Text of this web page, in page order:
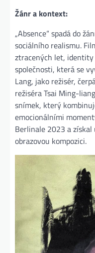
Žánr a kontext:
„Absence“ spadá do
sociálního realismu.
ztracených let, identity
společnosti, která se
Lang, jako režisér,
režiséra Tsai Ming-
snímek, který
emocionálními
Berlinale 2023 a
obrazovou kompozici.